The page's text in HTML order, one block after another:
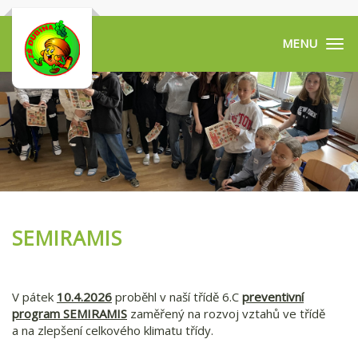
SEMIRAMIS
V pátek 10.4.2026 proběhl v naší třídě 6.C preventivní
program SEMIRAMIS zaměřený na rozvoj vztahů ve třídě
a na zlepšení celkového klimatu třídy.